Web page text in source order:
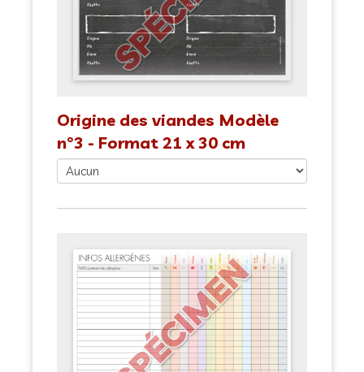
Origine des viandes Modèle
n°3 - Format 21 x 30 cm